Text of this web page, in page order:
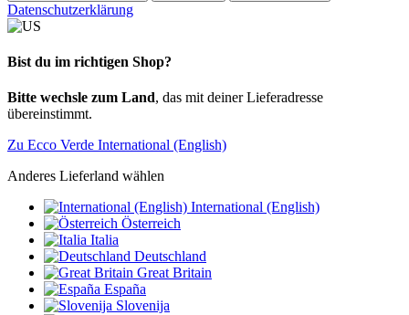
Datenschutzerklärung
Bist du im richtigen Shop?
Bitte wechsle zum Land, das mit deiner Lieferadresse
übereinstimmt.
Zu Ecco Verde International (English)
Anderes Lieferland wählen
International (English)
Österreich
Italia
Deutschland
Great Britain
España
Slovenija